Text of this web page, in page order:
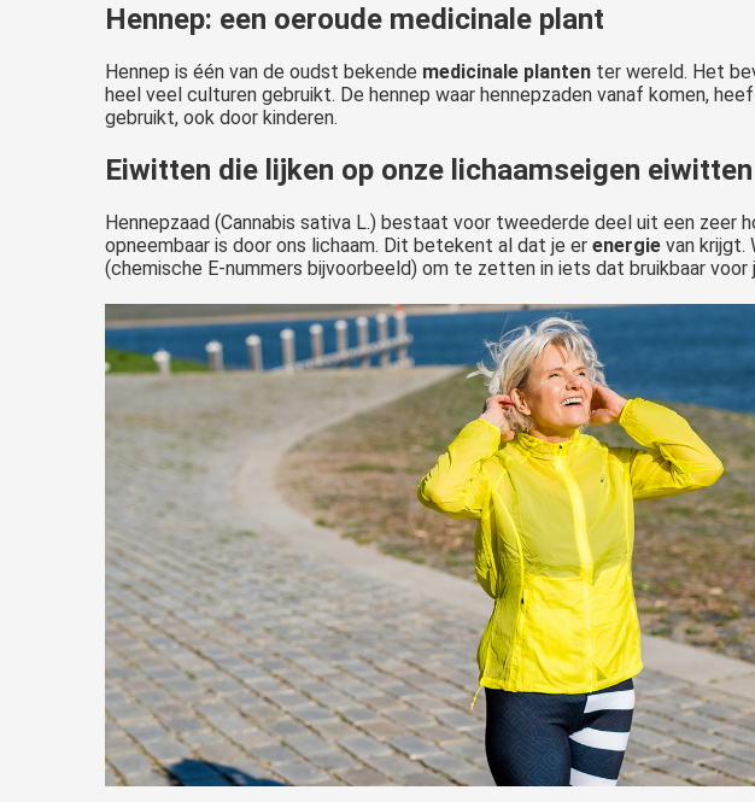
Hennep: een oeroude medicinale plant
Hennep is één van de oudst bekende medicinale planten ter wereld. Het
heel veel culturen gebruikt. De hennep waar hennepzaden vanaf komen,
gebruikt, ook door kinderen.
Eiwitten die lijken op onze lichaamseigen eiwitten
Hennepzaad (Cannabis sativa L.) bestaat voor tweederde deel uit een
opneembaar is door ons lichaam. Dit betekent al dat je er energie van krijgt.
(chemische E-nummers bijvoorbeeld) om te zetten in iets dat bruikbaar